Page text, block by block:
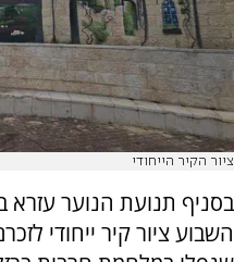
ציור הקיר הייחודי
בסניף תנועת הנוער עזרא
השבוע ציור קיר ייחודי